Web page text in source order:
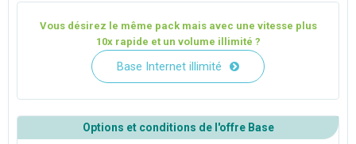
Vous désirez le même pack mais avec une vitesse plus
10x rapide et un volume illimité ?
Base Internet illimité
Options et conditions de l'offre Base